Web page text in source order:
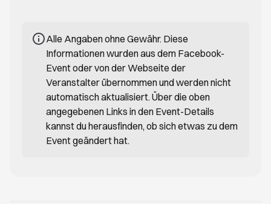
Alle Angaben ohne Gewähr. Diese
Informationen wurden aus dem Facebook-
Event oder von der Webseite der
Veranstalter übernommen und werden nicht
automatisch aktualisiert. Über die oben
angegebenen Links in den Event-Details
kannst du herausfinden, ob sich etwas zu dem
Event geändert hat.